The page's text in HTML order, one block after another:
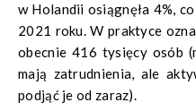
w Holandii osiągnęła 4%,
2021 roku. W praktyce
obecnie 416 tysięcy osób
mają zatrudnienia, ale
podjąć je od zaraz).